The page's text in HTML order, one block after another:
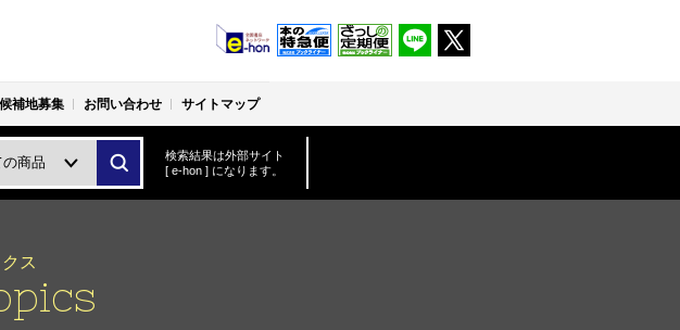
補地募集 お問い合わせ サイトマップ
検索結果は外部サイト
[ e-hon ] になります。
ス